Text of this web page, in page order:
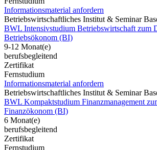
Informationsmaterial anfordern
Betriebswirtschaftliches Institut & Seminar
BWL Intensivstudium Betriebswirtschaft zum
Betriebsökonom (BI)
9-12 Monat(e)
berufsbegleitend
Zertifikat
Fernstudium
Informationsmaterial anfordern
Betriebswirtschaftliches Institut & Seminar
BWL Kompaktstudium Finanzmanagement
Finanzökonom (BI)
6 Monat(e)
berufsbegleitend
Zertifikat
Fernstudium